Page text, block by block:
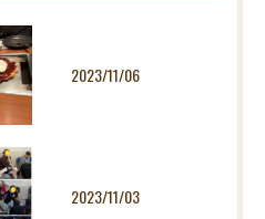
2023/11/06
2023/11/03